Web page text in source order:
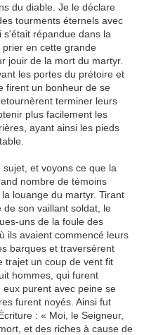
du diable. Je le déclare
tourments éternels avec
répandue dans la
en cette grande
jouir de la mort du martyr.
les portes du prétoire et
firent un bonheur de se
terminer leurs
plus facilement les
ayant ainsi les pieds
et voyons ce que la
nombre de témoins
louange du martyr. Tirant
son vaillant soldat, le
uns de la foule des
ils avaient commencé leurs
barques et traversèrent
trajet un coup de vent fit
hommes, qui furent
purent avec peine se
furent noyés. Ainsi fut
: « Moi, le Seigneur,
et des riches à cause de